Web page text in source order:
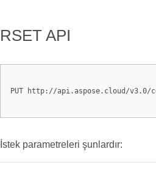
RSET API
PUT http://api.aspose.cloud/v3.0/
İstek parametreleri şunlardır: